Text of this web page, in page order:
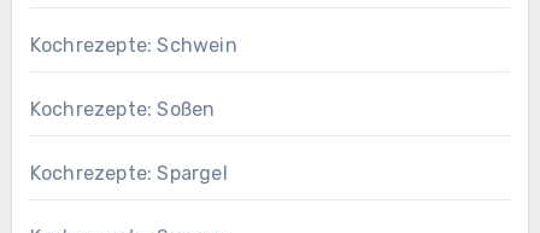
Kochrezepte: Schwein
Kochrezepte: Soßen
Kochrezepte: Spargel